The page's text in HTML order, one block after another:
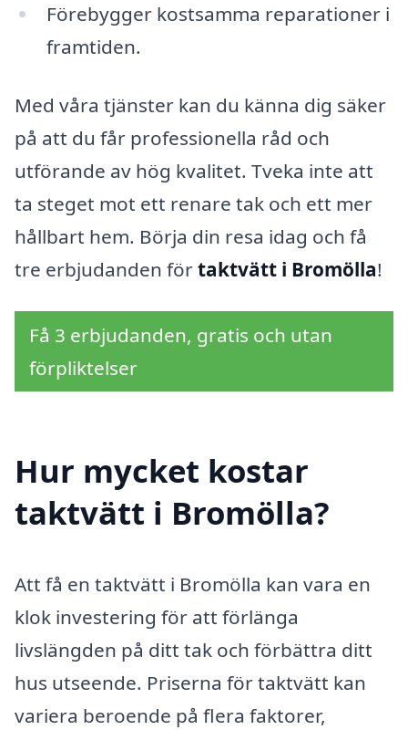
Förebygger kostsamma reparationer i
framtiden.
Med våra tjänster kan du känna dig säker
på att du får professionella råd och
utförande av hög kvalitet. Tveka inte att
ta steget mot ett renare tak och ett mer
hållbart hem. Börja din resa idag och få
tre erbjudanden förtaktvätt i Bromölla!
Få 3 erbjudanden, gratis och utan
förpliktelser
Hur mycket kostar
taktvätt i Bromölla?
Att få en taktvätt i Bromölla kan vara en
klok investering för att förlänga
livslängden på ditt tak och förbättra ditt
hus utseende. Priserna för taktvätt kan
variera beroende på flera faktorer,